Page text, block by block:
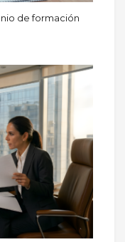
de formación